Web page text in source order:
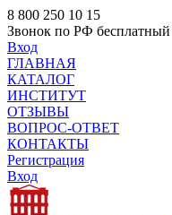
8 800 250 10 15
Звонок по РФ бесплатный
Вход
ГЛАВНАЯ
КАТАЛОГ
ИНСТИТУТ
ОТЗЫВЫ
ВОПРОС-ОТВЕТ
КОНТАКТЫ
Регистрация
Вход